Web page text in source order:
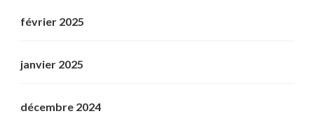
février 2025
janvier 2025
décembre 2024